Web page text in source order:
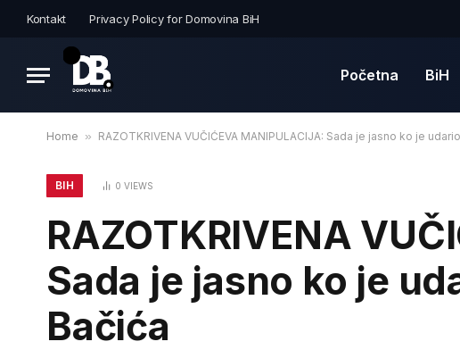
Kontakt Privacy Policy for Domovina BiH
Početna BiH
Home » RAZOTKRIVENA VUČIĆEVA MANIPULACIJA: Sada je jasno ko je
BIH 0VIEWS
RAZOTKRIVENA
Sada je jasno ko je
Bačića